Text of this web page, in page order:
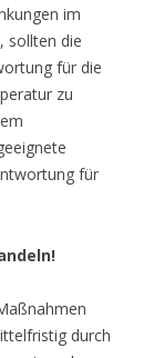
im
sollten die
für die
zu
für
durch